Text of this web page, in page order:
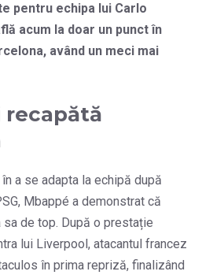
pentru echipa lui Carlo
acum la doar un punct în
având un meci mai
recapătă
a se adapta la echipă după
Mbappé a demonstrat că
de top. După o prestație
lui Liverpool, atacantul francez
în prima repriză, finalizând